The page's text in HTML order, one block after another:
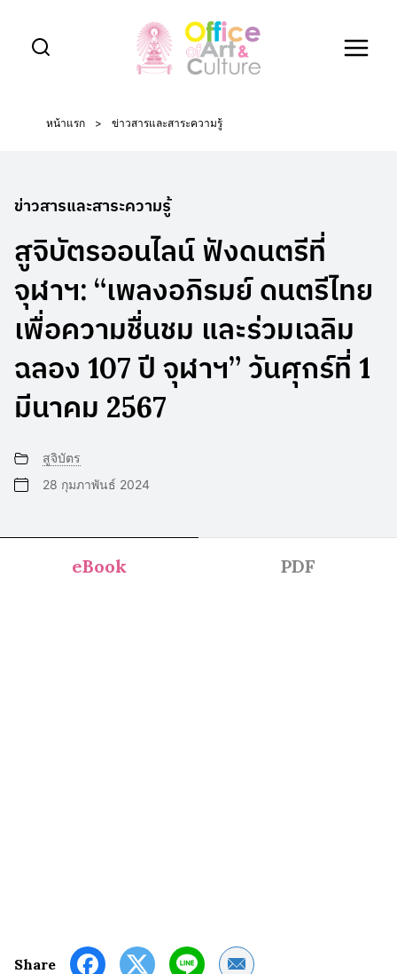
content
หน้าแรก > ข่าวสารและสาระความรู้
ข่าวสารและสาระความรู้
สูจิบัตรออนไลน์ ฟังดนตรีที่
จุฬาฯ: “เพลงอภิรมย์ ดนตรีไทย
เพื่อความชื่นชม และร่วมเฉลิม
ฉลอง 107 ปี จุฬาฯ” วันศุกร์ที่ 1
มีนาคม 2567
สูจิบัตร
28 กุมภาพันธ์ 2024
eBook PDF
Share Share by Email